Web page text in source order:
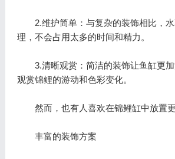
2.维护简单：与复杂的装饰相比，水
理，不会占用太多的时间和精力。
3.清晰观赏：简洁的装饰让鱼缸更加
观赏锦鲤的游动和色彩变化。
然而，也有人喜欢在锦鲤缸中放置更
丰富的装饰方案